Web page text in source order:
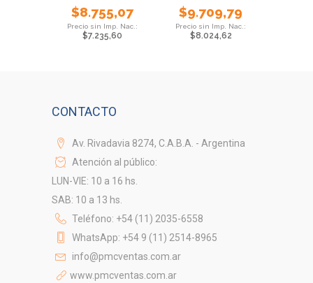
Luft
$8.755,07
$7.235,60
Autoadhesivo
Auto
$9.709,79
$8.024,62
CONTACTO
Av. Rivadavia 8274, C.A.B.A. - Argentina
Atención al público:
LUN-VIE: 10 a 16 hs.
SAB: 10 a 13 hs.
Teléfono: +54 (11) 2035-6558
WhatsApp: +54 9 (11) 2514-8965
info@pmcventas.com.ar
www.pmcventas.com.ar